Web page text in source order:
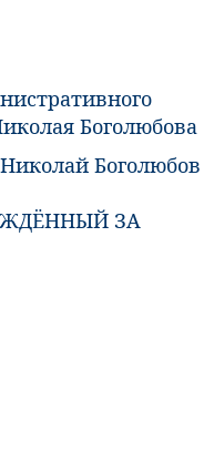
Боголюбова
Боголюбов
ЗА